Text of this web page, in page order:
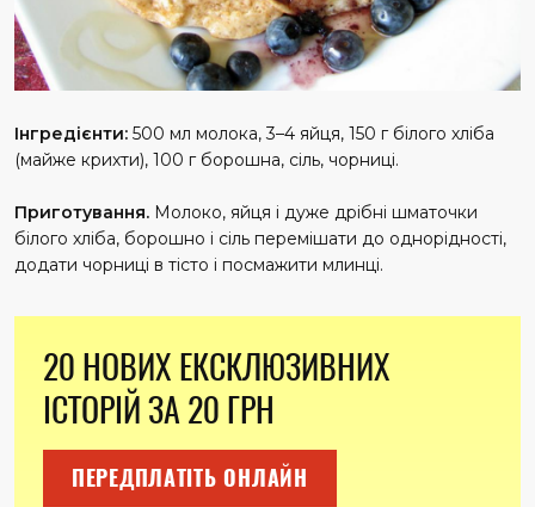
Інгредієнти: 500 мл молока, 3–4 яйця, 150 г білого хліба
(майже крихти), 100 г борошна, сіль, чорниці.
Приготування. Молоко, яйця і дуже дрібні шматочки
білого хліба, борошно і сіль перемішати до однорідності,
додати чорниці в тісто і посмажити млинці.
20 НОВИХ ЕКСКЛЮЗИВНИХ
ІСТОРІЙ ЗА 20 ГРН
ПЕРЕДПЛАТІТЬ ОНЛАЙН